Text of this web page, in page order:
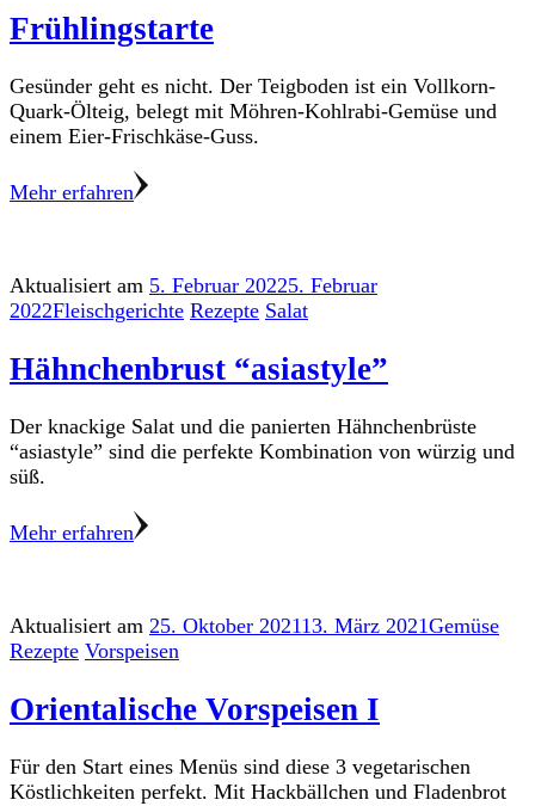
Frühlingstarte
Gesünder geht es nicht. Der Teigboden ist ein Vollkorn-
Quark-Ölteig, belegt mit Möhren-Kohlrabi-Gemüse und
einem Eier-Frischkäse-Guss.
Mehr erfahren
Aktualisiert am 5. Februar 20225. Februar
2022Fleischgerichte Rezepte Salat
Hähnchenbrust “asiastyle”
Der knackige Salat und die panierten Hähnchenbrüste
“asiastyle” sind die perfekte Kombination von würzig und
süß.
Mehr erfahren
Aktualisiert am 25. Oktober 202113. März 2021Gemüse
Rezepte Vorspeisen
Orientalische Vorspeisen I
Für den Start eines Menüs sind diese 3 vegetarischen
Köstlichkeiten perfekt. Mit Hackbällchen und Fladenbrot